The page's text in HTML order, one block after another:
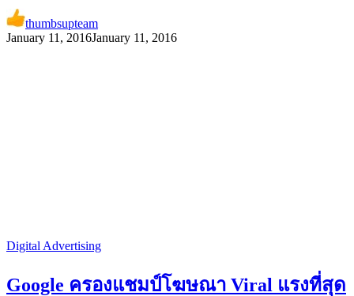
thumbsupteam
January 11, 2016January 11, 2016
Digital Advertising
Google ครองแชมป์โฆษณา Viral แรงที่สุด